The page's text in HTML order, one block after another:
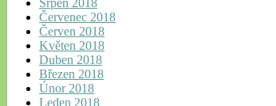
Srpen 2018
Červenec 2018
Červen 2018
Květen 2018
Duben 2018
Březen 2018
Únor 2018
Leden 2018